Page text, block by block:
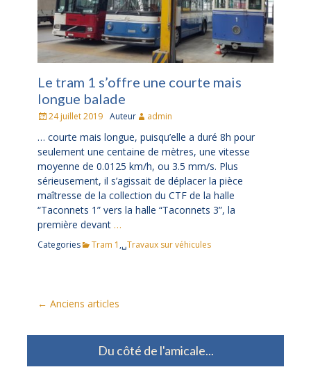
Le tram 1 s’offre une courte mais
longue balade
Posté24 juillet 2019 Auteur admin
… courte mais longue, puisqu’elle a duré 8h pour
seulement une centaine de mètres, une vitesse
moyenne de 0.0125 km/h, ou 3.5 mm/s. Plus
sérieusement, il s’agissait de déplacer la pièce
maîtresse de la collection du CTF de la halle
“Taconnets 1” vers la halle “Taconnets 3”, la
première devant …
Categories Tram 1 ,␣Travaux sur véhicules
Navigation
articles
← Anciens articles
Du côté de l'amicale...